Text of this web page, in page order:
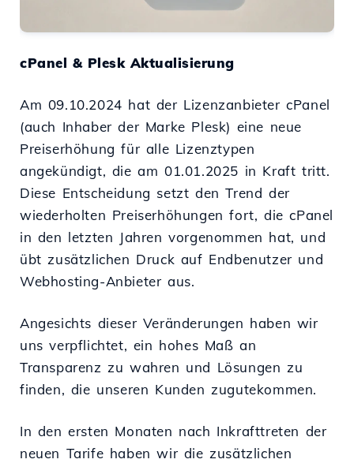
cPanel & Plesk Aktualisierung
Am 09.10.2024 hat der Lizenzanbieter cPanel
(auch Inhaber der Marke Plesk) eine neue
Preiserhöhung für alle Lizenztypen
angekündigt, die am 01.01.2025 in Kraft tritt.
Diese Entscheidung setzt den Trend der
wiederholten Preiserhöhungen fort, die cPanel
in den letzten Jahren vorgenommen hat, und
übt zusätzlichen Druck auf Endbenutzer und
Webhosting-Anbieter aus.
Angesichts dieser Veränderungen haben wir
uns verpflichtet, ein hohes Maß an
Transparenz zu wahren und Lösungen zu
finden, die unseren Kunden zugutekommen.
In den ersten Monaten nach Inkrafttreten der
neuen Tarife haben wir die zusätzlichen